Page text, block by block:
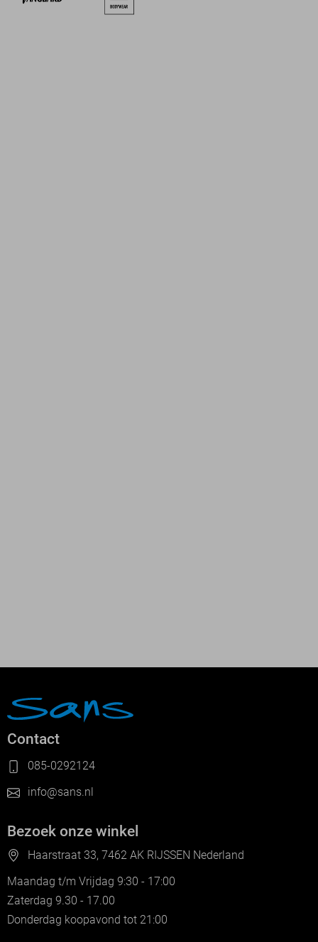
Contact
085-0292124
info@sans.nl
Bezoek onze winkel
Haarstraat 33, 7462 AK RIJSSEN Nederland
Maandag t/m Vrijdag 9:30 - 17:00
Zaterdag 9.30 - 17.00
Donderdag koopavond tot 21:00